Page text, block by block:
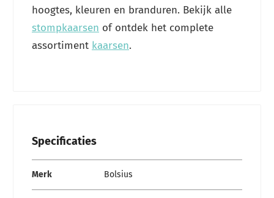
hoogtes, kleuren en branduren. Bekijk alle
stompkaarsen of ontdek het complete
assortiment kaarsen.
Specificaties
Merk
Bolsius